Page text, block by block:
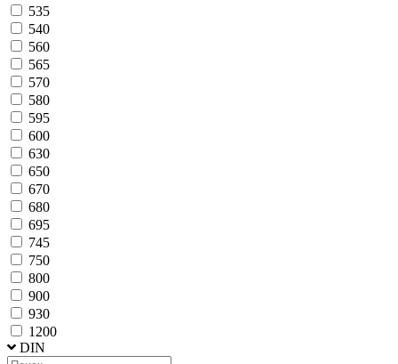
535
540
560
565
570
580
595
600
630
650
670
680
695
745
750
800
900
930
1200
DIN